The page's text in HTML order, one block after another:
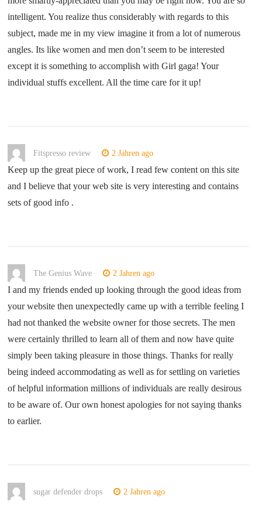
intelligent. You realize thus considerably with regards to this
subject, made me in my view imagine it from a lot of numerous
angles. Its like women and men don’t seem to be interested
except it is something to accomplish with Girl gaga! Your
individual stuffs excellent. All the time care for it up!
Fitspresso review 2 Jahren ago
Keep up the great piece of work, I read few content on this site
and I believe that your web site is very interesting and contains
sets of good info .
The Genius Wave 2 Jahren ago
I and my friends ended up looking through the good ideas from
your website then unexpectedly came up with a terrible feeling I
had not thanked the website owner for those secrets. The men
were certainly thrilled to learn all of them and now have quite
simply been taking pleasure in those things. Thanks for really
being indeed accommodating as well as for settling on varieties
of helpful information millions of individuals are really desirous
to be aware of. Our own honest apologies for not saying thanks
to earlier.
sugar defender drops 2 Jahren ago